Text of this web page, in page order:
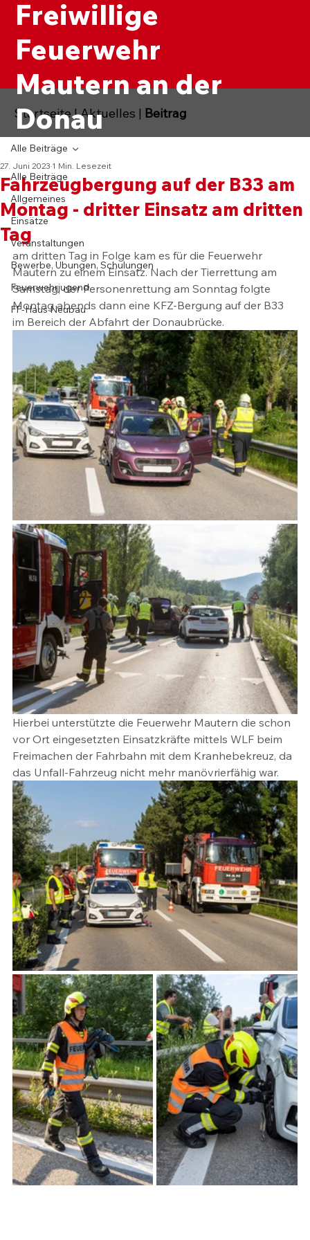
Freiwillige
Feuerwehr
Mautern an der
Donau
Alle Beiträge
Allgemeines
Einsätze
Veranstaltungen
Bewerbe, Übungen, Schulungen
Feuerwehrjugend
FF-Haus Neubau
Alle Beiträge
Fahrzeugbergung auf der B33 am
Montag - dritter Einsatz am dritten
Tag
27. Juni 2023 1 Min. Lesezeit
am dritten Tag in Folge kam es für die Feuerwehr
Mautern zu einem Einsatz. Nach der Tierrettung am
Samstag, der Personenrettung am Sonntag folgte
Montag abends dann eine KFZ-Bergung auf der B33
im Bereich der Abfahrt der Donaubrücke.
Hierbei unterstützte die Feuerwehr Mautern die schon
vor Ort eingesetzten Einsatzkräfte mittels WLF beim
Freimachen der Fahrbahn mit dem Kranhebekreuz, da
das Unfall-Fahrzeug nicht mehr manövrierfähig war.
Startseite|Aktuelles | Beitrag